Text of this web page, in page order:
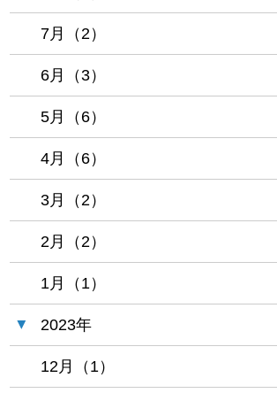
7月（2）
6月（3）
5月（6）
4月（6）
3月（2）
2月（2）
1月（1）
2023年
12月（1）